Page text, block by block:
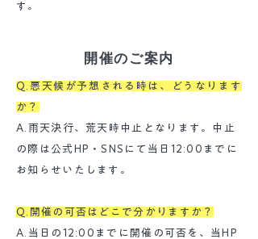
す。
開催のご案内
Q.悪天候が予想される時は、どうなります
か？
A.雨天決行、荒天時中止となります。中止
の際は公式HP・SNSにて当日12:00までに
お知らせいたします。
Q.開催の可否はどこで分かりますか？
A.当日の12:00までに開催の可否を、当HP